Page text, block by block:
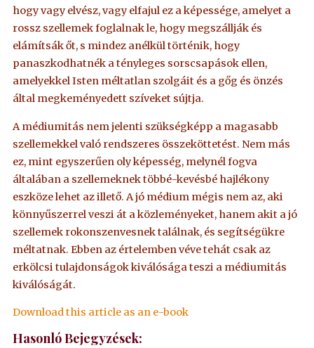
hogy vagy elvész, vagy elfajul ez a képessége, amelyet a
rossz szellemek foglalnak le, hogy megszállják és
elámítsák őt, s mindez anélkül történik, hogy
panaszkodhatnék a tényleges sorscsapások ellen,
amelyekkel Isten méltatlan szolgáit és a gőg és önzés
által megkeményedett szíveket sújtja.
A médiumitás nem jelenti szükségképp a magasabb
szellemekkel való rendszeres összeköttetést. Nem más
ez, mint egyszerűen oly képesség, melynél fogva
általában a szellemeknek többé-kevésbé hajlékony
eszköze lehet az illető. A jó médium mégis nem az, aki
könnyűszerrel veszi át a közleményeket, hanem akit a jó
szellemek rokonszenvesnek találnak, és segítségükre
méltatnak. Ebben az értelemben véve tehát csak az
erkölcsi tulajdonságok kiválósága teszi a médiumitás
kiválóságát.
Download this article as an e-book
Hasonló Bejegyzések: